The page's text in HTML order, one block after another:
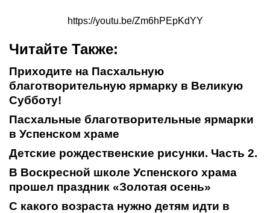
https://youtu.be/Zm6hPEpKdYY
Читайте Также:
Приходите на Пасхальную
благотворительную ярмарку в Великую
Субботу!
Пасхальные благотворительные ярмарки
в Успенском храме
Детские рождественские рисунки. Часть 2.
В Воскресной школе Успенского храма
прошел праздник «Золотая осень»
С какого возраста нужно детям идти в